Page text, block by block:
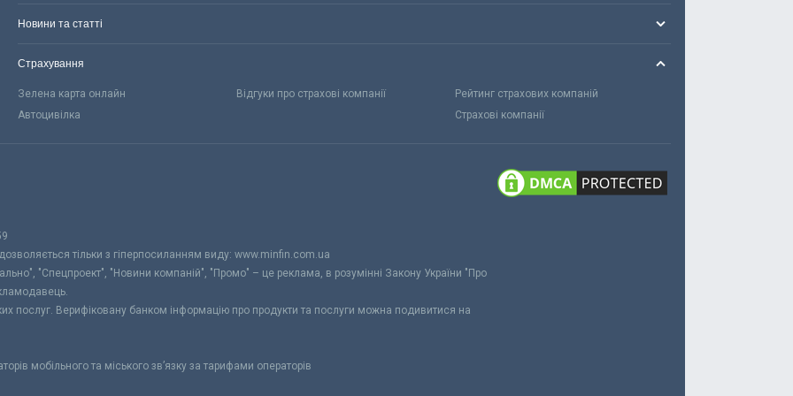
Новини та статті
Страхування
Зелена карта онлайн Відгуки про страхові компанії
Рейтинг страхових компаній
Автоцивілка
Страхові компанії
тільки з гіперпосиланням виду: www.minfin.com.ua
"Спецпроект", "Новини компаній", "Промо" – це реклама, в розумінні Закону України "Про
послуг. Верифіковану банком інформацію про продукти та послуги можна подивитися на
мобільного та міського зв’язку за тарифами операторів